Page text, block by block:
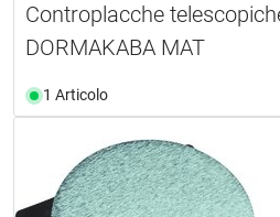
Controplacche
DORMAKABA MAT
1 Articolo